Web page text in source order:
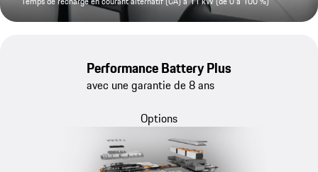
Performance Battery Plus
avec une garantie de 8 ans
Options